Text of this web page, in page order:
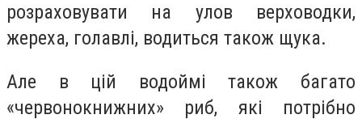
розраховувати на улов верховодки,
жереха, голавлі, водиться також щука.
Але в цій водоймі також багато
«червонокнижних» риб, які потрібно